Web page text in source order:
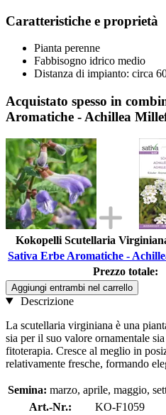
Caratteristiche e proprietà
Pianta perenne
Fabbisogno idrico medio
Distanza di impianto: circa
Acquistato spesso in
Aromatiche - Achillea
Kokopelli Scutellaria
Sativa Erbe Aromatiche -
Prezzo totale:
Aggiungi entrambi nel carrello
Descrizione
La scutellaria virginiana è una
sia per il suo valore ornamentale
fitoterapia. Cresce al meglio in
relativamente fresche, formando
Semina: marzo, aprile, maggio,
Art.-Nr.:
KO-F1059